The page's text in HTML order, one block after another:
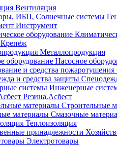
Вентиляция
Инструмент
Крепёж
Металлопродукция
Насосное
Инженерные
Резина.Асбест
Строительные
Смазочные
Теплоизоляция
Электротовары